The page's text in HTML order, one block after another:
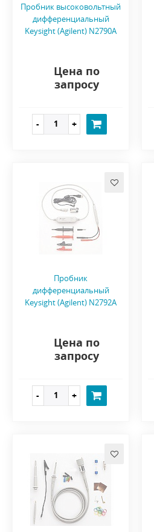
Пробник высоковольтный
дифференциальный
Keysight (Agilent) N2790A
Цена по
запросу
Пробник
дифференциальный
Keysight (Agilent) N2792A
Цена по
запросу